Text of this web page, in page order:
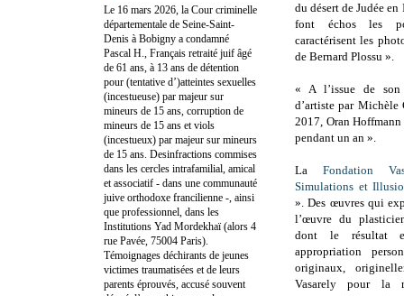
du désert de Judée
font échos les
caractérisent les
de Bernard Plossu ».
« A l’issue de
d’artiste par
2017, Oran
pendant un an ».
LaFondation
Simulations et
». Des œuvres qui
l’œuvre du
dont le résultat
appropriation
originaux,
Vasarely pour la
Le 16 mars 2026, la Cour criminelle
départementale de Seine-Saint-
Denis à Bobigny a condamné
Pascal H., Français retraité juif âgé
de 61 ans, à 13 ans de détention
pour (tentative d’)atteintes sexuelles
(incestueuse) par majeur sur
mineurs de 15 ans, corruption de
mineurs de 15 ans et viols
(incestueux) par majeur sur mineurs
de 15 ans. Desinfractions commises
dans les cercles intrafamilial, amical
et associatif - dans une communauté
juive orthodoxe francilienne -, ainsi
que professionnel, dans les
Institutions Yad Mordekhaï (alors 4
rue Pavée, 75004 Paris).
Témoignages déchirants de jeunes
victimes traumatisées et de leurs
parents éprouvés, accusé souvent